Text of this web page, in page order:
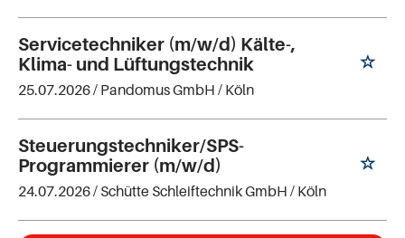
Servicetechniker (m/w/d) Kälte-,
Klima- und Lüftungstechnik
25.07.2026 / Pandomus GmbH / Köln
Steuerungstechniker/SPS-
Programmierer (m/w/d)
24.07.2026 / Schütte Schleiftechnik GmbH / Köln